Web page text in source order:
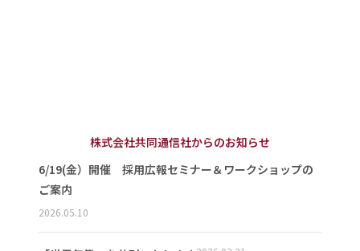
株式会社共同通信社からのお知らせ
6/19(金）開催 採用広報セミナー＆ワークショップの
ご案内
2026.05.10